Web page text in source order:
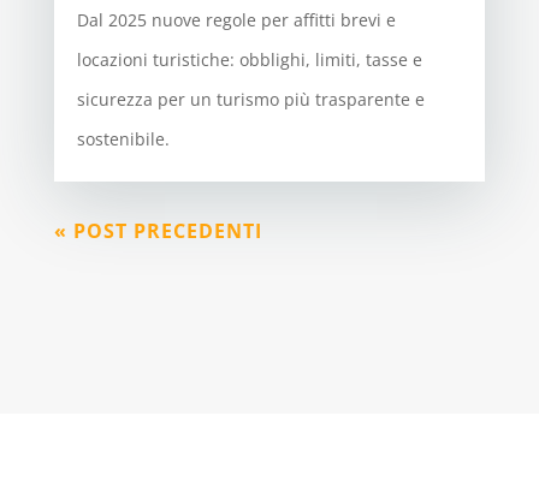
Dal 2025 nuove regole per affitti brevi e
locazioni turistiche: obblighi, limiti, tasse e
sicurezza per un turismo più trasparente e
sostenibile.
« POST PRECEDENTI